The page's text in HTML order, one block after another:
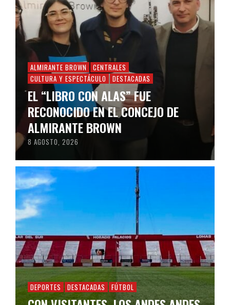
ALMIRANTE BROWN
CENTRALES
CULTURA Y ESPECTÁCULO
DESTACADAS
EL “LIBRO CON ALAS” FUE
RECONOCIDO EN EL CONCEJO DE
ALMIRANTE BROWN
8 AGOSTO, 2026
DEPORTES DESTACADAS FÚTBOL